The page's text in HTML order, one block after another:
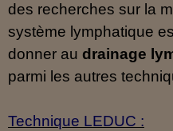
des recherches sur la
système lymphatique
donner au drainage
parmi les autres
Technique LEDUC :